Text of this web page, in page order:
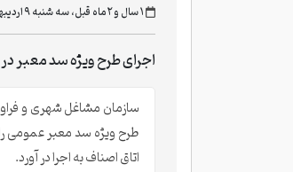
‫۱ سال و ۲ ماه قبل، سه شنبه ۹ اردیبهشت ۱۴۰۴، ساعت ۰۸:۰۱
اجرای طرح ویژه سد معبر
سازمان مشاغل شهری و
طرح ویژه سد معبر عمومی
اتاق اصناف به اجرا در آورد.